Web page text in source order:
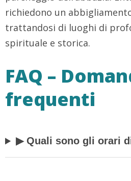
richiedono un
trattandosi di luoghi di
spirituale e storica.
FAQ –
frequenti
▶ Quali sono gli orari